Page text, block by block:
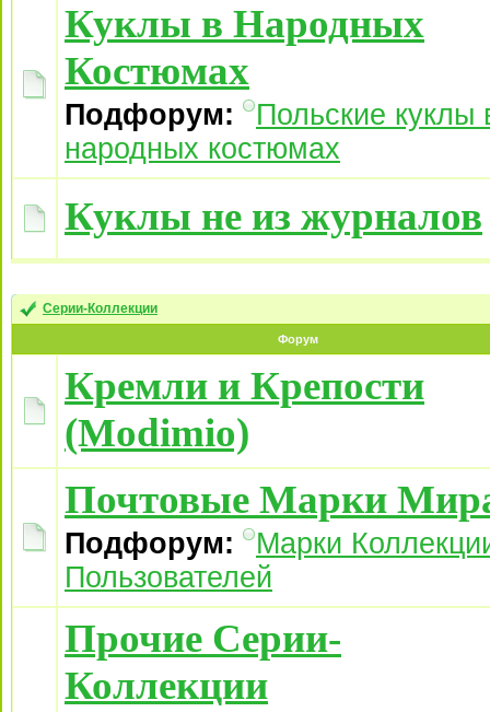
Куклы в Народных
Костюмах
Подфорум:
Польские куклы
народных костюмах
Куклы не из журналов
Серии-Коллекции
Форум
Кремли и Крепости
(Modimio)
Почтовые Марки
Подфорум:
Марки
Пользователей
Прочие Серии-
Коллекции